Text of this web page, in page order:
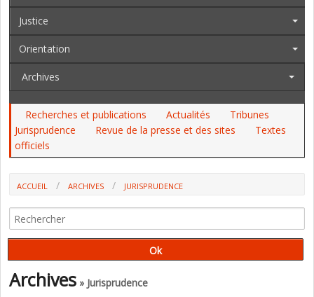
Justice
Orientation
Archives
Recherches et publications Actualités
Tribunes
Jurisprudence
Revue de la presse et des sites
Textes
officiels
ACCUEIL ARCHIVES
JURISPRUDENCE
RESPONSABLE ? PERSONNE. (CAA DE MARSEILLE)
Archives » Jurisprudence